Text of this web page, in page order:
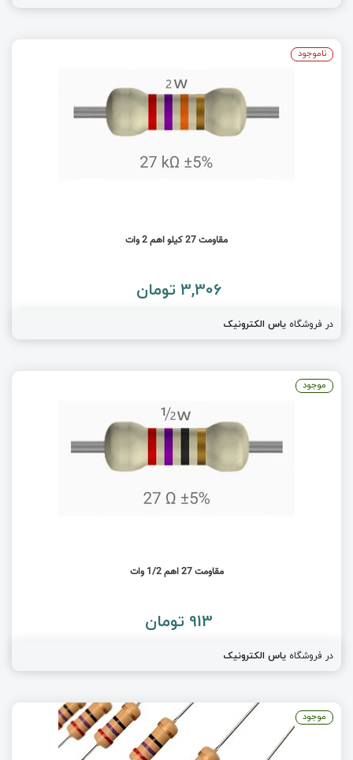
مقاومت 27 کیلو اهم 2 وات
3,306 تومان
در فروشگاه یاس الکترونیک
ناموجود
مقاومت 27 اهم 1/2 وات
913 تومان
در فروشگاه یاس الکترونیک
موجود
موجود